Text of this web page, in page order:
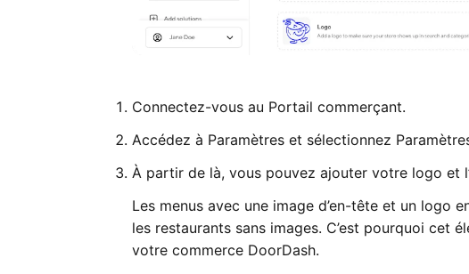
Connectez-vous au Portail commerçant.
Accédez à Paramètres et sélectionnez
À partir de là, vous pouvez ajouter votre logo et
Les menus avec une image d’en-tête et un logo
les restaurants sans images. C’est pourquoi
votre commerce DoorDash.